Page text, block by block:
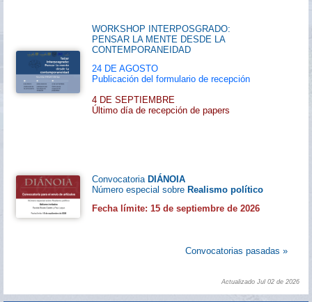
WORKSHOP INTERPOSGRADO:
PENSAR LA MENTE DESDE LA
CONTEMPORANEIDAD
24 DE AGOSTO
Publicación del formulario de recepción
4 DE SEPTIEMBRE
Último día de recepción de papers
Convocatoria DIÁNOIA
Número especial sobre Realismo político
Fecha límite: 15 de septiembre de 2026
Convocatorias pasadas »
Actualizado Jul 02 de 2026